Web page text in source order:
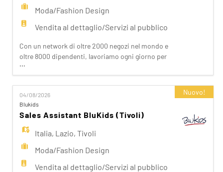
lavoro
il
Login
EN
FR
Moda/Fashion Design
Vendita al dettaglio/Servizi al pubblico
Con un network di oltre 2000 negozi nel mondo e
oltre 8000 dipendenti, lavoriamo ogni giorno per
realizzare la nostra mission di rendere il bello
accessibile a tutti. Facciamo la differenza per i
nostri clienti attraverso i brand del nostro gruppo:
OVS, OVS Kids, UPIM, Blukids, Croff, Les Copains,
Shaka, Goldenpoint, Stefanel. Ogni giorno
prepariam
...
04/08/2026
Blukids
Sales Assistant BluKids (Tivoli)
Italia, Lazio,Tivoli
Moda/Fashion Design
Vendita al dettaglio/Servizi al pubblico
Nuovo!